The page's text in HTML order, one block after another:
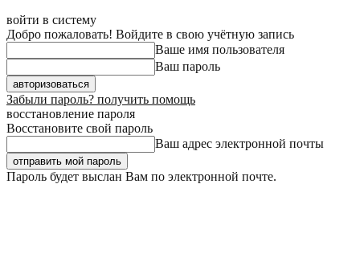
войти в систему
Добро пожаловать! Войдите в свою учётную запись
Ваше имя пользователя
Ваш пароль
Забыли пароль? получить помощь
восстановление пароля
Восстановите свой пароль
Ваш адрес электронной почты
Пароль будет выслан Вам по электронной почте.